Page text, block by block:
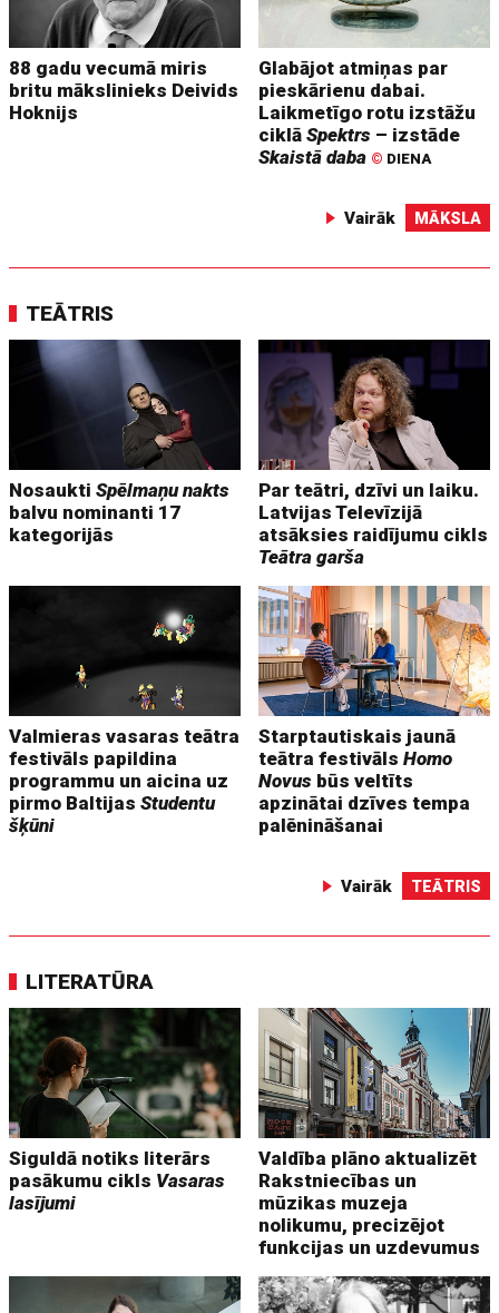
88 gadu vecumā miris
britu mākslinieks Deivids
Hoknijs
Glabājot atmiņas par
pieskārienu dabai.
Laikmetīgo rotu izstāžu
ciklāSpektrs – izstāde
Skaistā daba © DIENA
Vairāk MĀKSLA
TEĀTRIS
NosauktiSpēlmaņu nakts
balvu nominanti 17
kategorijās
Par teātri, dzīvi un laiku.
Latvijas Televīzijā
atsāksies raidījumu cikls
Teātra garša
Valmieras vasaras teātra
festivāls papildina
programmu un aicina uz
pirmo BaltijasStudentu
šķūni
Starptautiskais jaunā
teātra festivālsHomo
Novus būs veltīts
apzinātai dzīves tempa
palēnināšanai
Vairāk TEĀTRIS
LITERATŪRA
Siguldā notiks literārs
pasākumu cikls Vasaras
lasījumi
Valdība plāno aktualizēt
Rakstniecības un
mūzikas muzeja
nolikumu, precizējot
funkcijas un uzdevumus